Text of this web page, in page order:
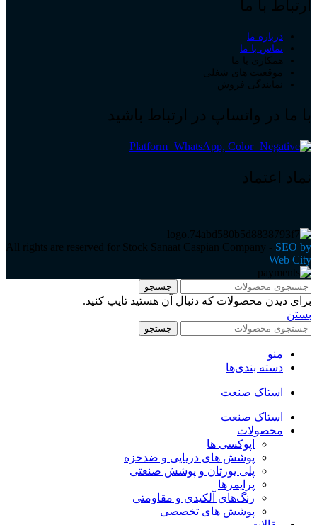
ارتباط با ما
درباره ما
تماس با ما
همکاری با ما
موقعیت های شغلی
نمایندگی فروش
با ما در واتساپ در ارتباط باشید
نماد اعتماد
All rights are reserved for Stock Sanaat Caspian Company - SEO by
Web City
جستجو
برای دیدن محصولات که دنبال آن هستید تایپ کنید.
بستن
جستجو
منو
دسته بندی‌ها
استاک صنعت
استاک صنعت
محصولات
اپوکسی ها
پوشش های دریایی و ضدخزه
پلی یورتان و پوشش صنعتی
پرایمرها
رنگ‌های آلکیدی و مقاومتی
پوشش های تخصصی